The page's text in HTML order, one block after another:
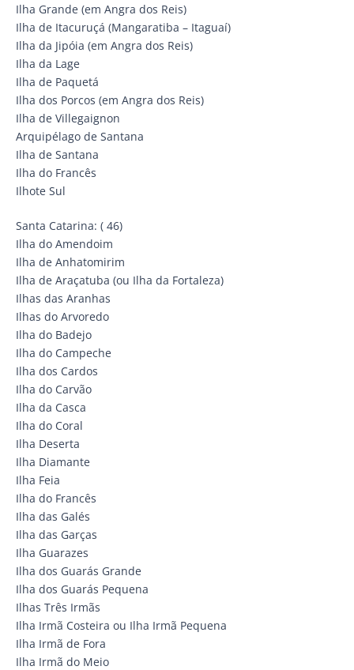
Ilha Grande (em Angra dos Reis)
Ilha de Itacuruçá (Mangaratiba – Itaguaí)
Ilha da Jipóia (em Angra dos Reis)
Ilha da Lage
Ilha de Paquetá
Ilha dos Porcos (em Angra dos Reis)
Ilha de Villegaignon
Arquipélago de Santana
Ilha de Santana
Ilha do Francês
Ilhote Sul
Santa Catarina: ( 46)
Ilha do Amendoim
Ilha de Anhatomirim
Ilha de Araçatuba (ou Ilha da Fortaleza)
Ilhas das Aranhas
Ilhas do Arvoredo
Ilha do Badejo
Ilha do Campeche
Ilha dos Cardos
Ilha do Carvão
Ilha da Casca
Ilha do Coral
Ilha Deserta
Ilha Diamante
Ilha Feia
Ilha do Francês
Ilha das Galés
Ilha das Garças
Ilha Guarazes
Ilha dos Guarás Grande
Ilha dos Guarás Pequena
Ilhas Três Irmãs
Ilha Irmã Costeira ou Ilha Irmã Pequena
Ilha Irmã de Fora
Ilha Irmã do Meio